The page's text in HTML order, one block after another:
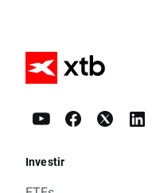
Investir